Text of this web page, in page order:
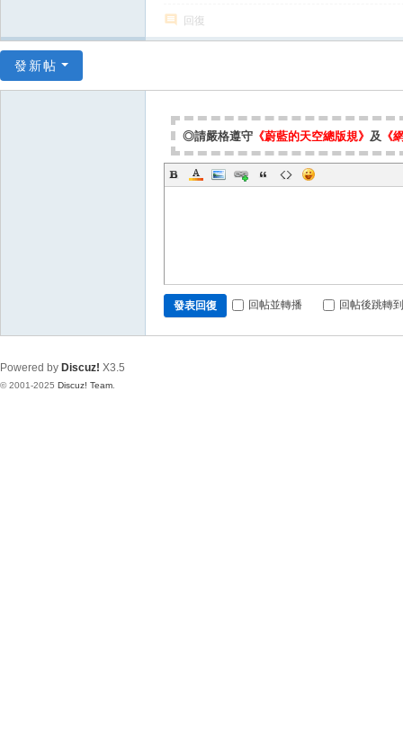
回復
發新帖
◎請嚴格遵守 《蔚藍的天空總版規》 及 《
發表回復 回帖並轉播 回帖後跳轉
Powered by Discuz! X3.5
© 2001-2025 Discuz! Team